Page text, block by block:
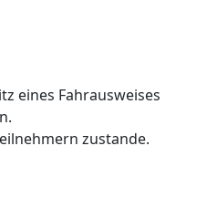
eines Fahrausweises
zustande.